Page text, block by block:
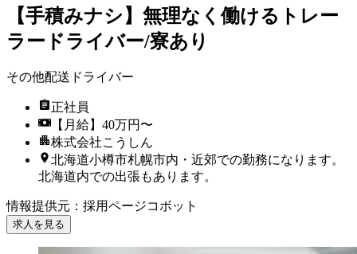
【手積みナシ】無理なく働けるトレー
ラードライバー/寮あり
その他配送ドライバー
正社員
【月給】40万円〜
株式会社こうしん
北海道小樽市札幌市内・近郊での勤務になります。
北海道内での出張もあります。
情報提供元 ： 採用ページコボット
求人を見る